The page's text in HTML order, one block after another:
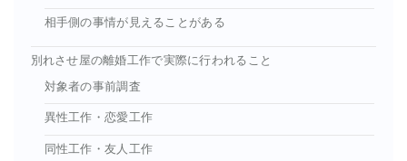
相手側の事情が見えることがある
別れさせ屋の離婚工作で実際に行われること
対象者の事前調査
異性工作・恋愛工作
同性工作・友人工作